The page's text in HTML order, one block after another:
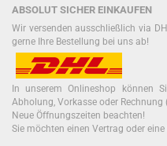
ABSOLUT SICHER EINKAUFEN
Wir versenden ausschließlich via
gerne Ihre Bestellung bei uns ab!
In unserem Onlineshop können
Abholung, Vorkasse oder Rechnung
Neue Öffnungszeiten beachten!
Sie möchten einen Vertrag oder